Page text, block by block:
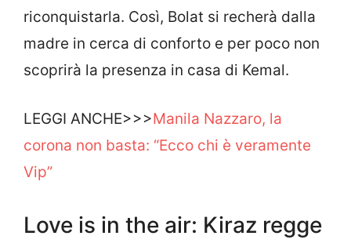
riconquistarla. Così, Bolat si recherà dalla
madre in cerca di conforto e per poco non
scoprirà la presenza in casa di Kemal.
LEGGI ANCHE>>>Manila Nazzaro, la
corona non basta: “Ecco chi è veramente
Vip”
Love is in the air: Kiraz regge